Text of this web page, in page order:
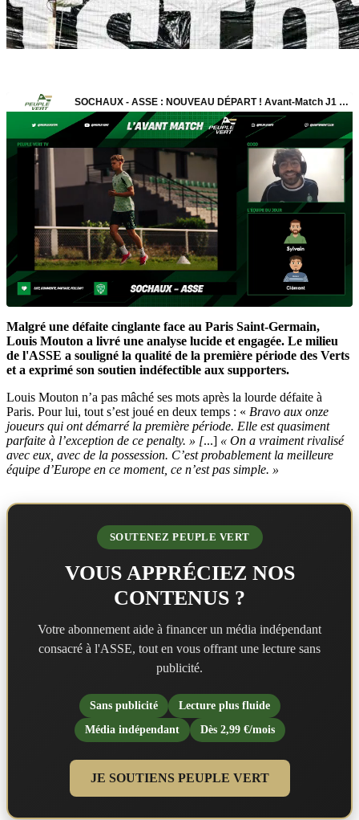
Malgré une défaite cinglante face au Paris Saint-Germain,
Louis Mouton a livré une analyse lucide et engagée. Le milieu
de l'ASSE a souligné la qualité de la première période des Verts
et a exprimé son soutien indéfectible aux supporters.
Louis Mouton n’a pas mâché ses mots après la lourde défaite à
Paris. Pour lui, tout s’est joué en deux temps : « Bravo aux onze
joueurs qui ont démarré la première période. Elle est quasiment
parfaite à l’exception de ce penalty. » [...] « On a vraiment rivalisé
avec eux, avec de la possession. C’est probablement la meilleure
équipe d’Europe en ce moment, ce n’est pas simple. »
SOUTENEZ PEUPLE VERT
VOUS APPRÉCIEZ NOS
CONTENUS ?
Votre abonnement aide à financer un média indépendant
consacré à l'ASSE, tout en vous offrant une lecture sans
publicité.
Sans publicité
Lecture plus fluide
Média indépendant
Dès 2,99 €/mois
JE SOUTIENS PEUPLE VERT